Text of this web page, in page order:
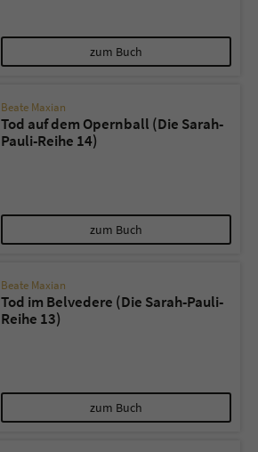
zum Buch
Beate Maxian
Tod auf dem Opernball (Die Sarah-
Pauli-Reihe 14)
zum Buch
Beate Maxian
Tod im Belvedere (Die Sarah-Pauli-
Reihe 13)
zum Buch